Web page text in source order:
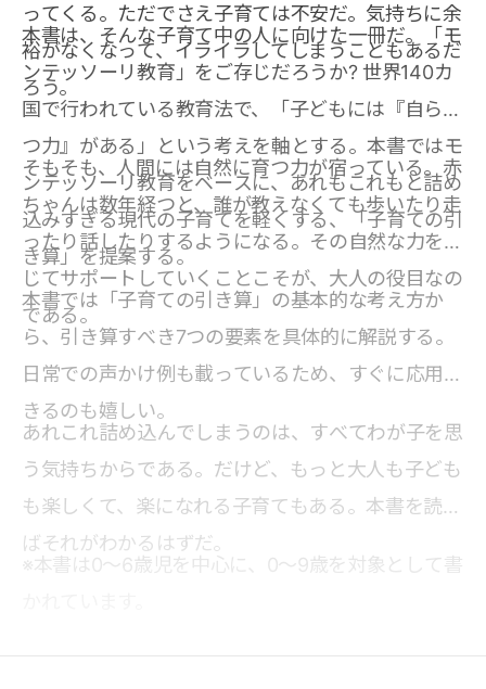
ってくる。ただでさえ子育ては不安だ。気持ちに余
裕がなくなって、イライラしてしまうこともあるだ
ろう。
本書は、そんな子育て中の人に向けた一冊だ。「モ
ンテッソーリ教育」をご存じだろうか? 世界140カ
国で行われている教育法で、「子どもには『自ら育
つ力』がある」という考えを軸とする。本書ではモ
ンテッソーリ教育をベースに、あれもこれもと詰め
込みすぎる現代の子育てを軽くする、「子育ての引
き算」を提案する。
そもそも、人間には自然に育つ力が宿っている。赤
ちゃんは数年経つと、誰が教えなくても歩いたり走
ったり話したりするようになる。その自然な力を信
じてサポートしていくことこそが、大人の役目なの
である。
本書では「子育ての引き算」の基本的な考え方か
ら、引き算すべき7つの要素を具体的に解説する。
日常での声かけ例も載っているため、すぐに応用で
きるのも嬉しい。
あれこれ詰め込んでしまうのは、すべてわが子を思
う気持ちからである。だけど、もっと大人も子ども
も楽しくて、楽になれる子育てもある。本書を読め
ばそれがわかるはずだ。
※本書は0～6歳児を中心に、0～9歳を対象として書